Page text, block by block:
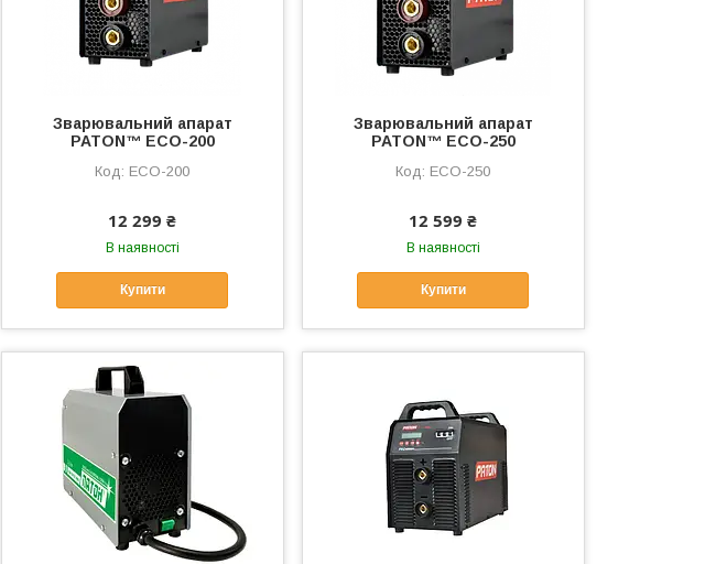
Зварювальний апарат
PATON™ ECO-200
ECO-200
12 299 ₴
В наявності
Купити
Зварювальний апарат
PATON™ ECO-250
ECO-250
12 599 ₴
В наявності
Купити